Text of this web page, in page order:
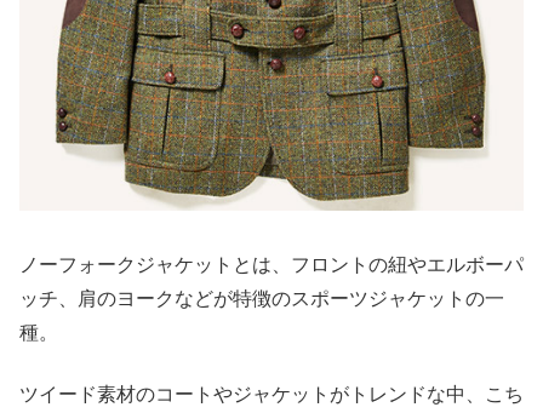
ノーフォークジャケットとは、フロントの紐やエルボーパ
ッチ、肩のヨークなどが特徴のスポーツジャケットの一
種。
ツイード素材のコートやジャケットがトレンドな中、こち